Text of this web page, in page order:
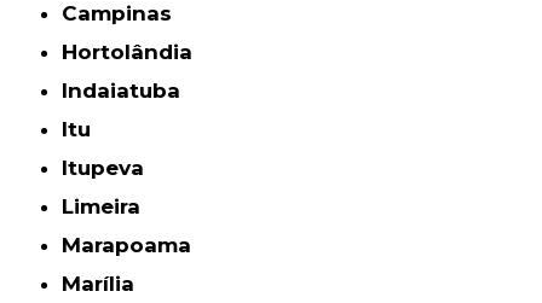
Campinas
Hortolândia
Indaiatuba
Itu
Itupeva
Limeira
Marapoama
Marília